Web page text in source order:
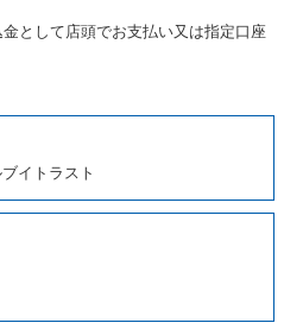
に定める場合を除き、相互に
は第２項各号のいずれかに
。
転者の氏名、住所、運転免
の締結にあたり、借受人に
として店頭でお支払い又は指定口座
イトラスト